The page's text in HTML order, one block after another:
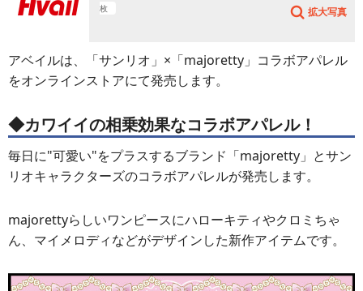
枚
拡大写真
アベイルは、「サンリオ」×「majoretty」コラボアパレル
をオンラインストアにて発売します。
◆カワイイの相乗効果なコラボアパレル！
毎日に"可愛い"をプラスするブランド「majoretty」とサン
リオキャラクターズのコラボアパレルが発売します。
majorettyらしいワンピースにハローキティやクロミちゃ
ん、マイメロディなどがデザインした新作アイテムです。